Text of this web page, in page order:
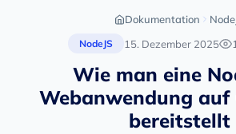
Dokumentation
NodeJS 15. Dezember 2025
Wie man eine
Webanwendung auf
bereitstellt